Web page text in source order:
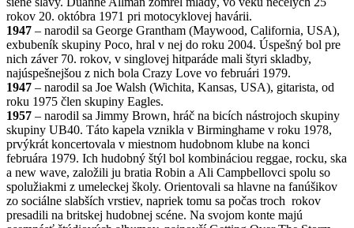
rokov 20. októbra 1971 pri motocyklovej havárii.
1947 – narodil sa George Grantham (Maywood, California, USA),
exbubeník skupiny Poco, hral v nej do roku 2004. Úspešný bol pre
nich záver 70. rokov, v singlovej hitparáde mali štyri skladby,
najúspešnejšou z nich bola Crazy Love vo februári 1979.
1947 – narodil sa Joe Walsh (Wichita, Kansas, USA), gitarista, od
roku 1975 člen skupiny Eagles.
1957 – narodil sa Jimmy Brown, hráč na bicích nástrojoch skupiny
skupiny UB40. Táto kapela vznikla v Birminghame v roku 1978,
prvýkrát koncertovala v miestnom hudobnom klube na konci
februára 1979. Ich hudobný štýl bol kombináciou reggae, rocku, ska
a new wave, založili ju bratia Robin a Ali Campbellovci spolu so
spolužiakmi z umeleckej školy. Orientovali sa hlavne na fanúšikov
zo sociálne slabších vrstiev, napriek tomu sa počas troch rokov
presadili na britskej hudobnej scéne. Na svojom konte majú